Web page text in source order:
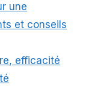
une
et conseils
efficacité